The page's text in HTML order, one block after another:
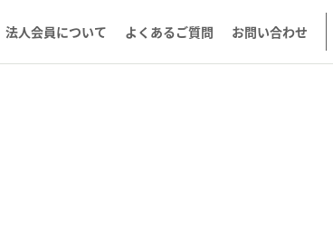
法人会員について よくあるご質問 お問い合わせ